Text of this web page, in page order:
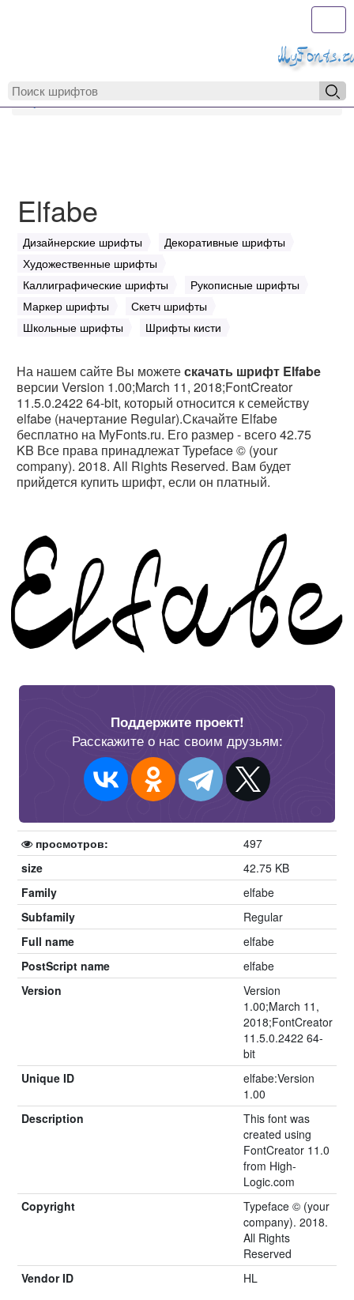
MyFonts.ru
Elfabe
Дизайнерские шрифты
Декоративные шрифты
Художественные шрифты
Каллиграфические шрифты
Рукописные шрифты
Маркер шрифты
Скетч шрифты
Школьные шрифты
Шрифты кисти
На нашем сайте Вы можетескачать шрифт Elfabe
версии Version 1.00;March 11, 2018;FontCreator
11.5.0.2422 64-bit, который относится к семейству
elfabe (начертание Regular).Скачайте Elfabe
бесплатно на MyFonts.ru. Его размер - всего 42.75
KB Все права принадлежат Typeface © (your
company). 2018. All Rights Reserved. Вам будет
прийдется купить шрифт, если он платный.
Поддержите проект!
Расскажите о нас своим друзьям:
просмотров:
497
size
42.75 KB
Family
elfabe
Subfamily
Regular
Full name
elfabe
PostScript name
elfabe
Version
Version
1.00;March 11,
2018;FontCreator
11.5.0.2422 64-
bit
Unique ID
elfabe:Version
1.00
Description
This font was
created using
FontCreator 11.0
from High-
Logic.com
Copyright
Typeface © (your
company). 2018.
All Rights
Reserved
Vendor ID
HL